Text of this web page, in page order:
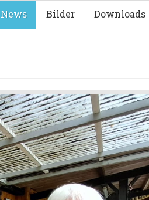
News Bilder Downloads